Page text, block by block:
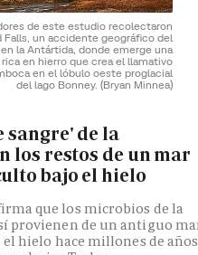
de este estudio recolectaron
Falls, un accidente geográfico del
en la Antártida, donde emerge una
en hierro que crea el llamativo
en el lóbulo oeste proglacial
del lago Bonney. (Bryan Minnea)
sangre' de la
los restos de un mar
bajo el hielo
que los microbios de la
provienen de un antiguo
el hielo hace millones de años